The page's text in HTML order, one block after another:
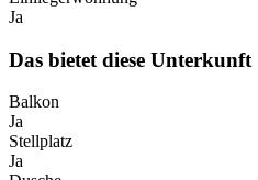
Ja
Das bietet diese Unterkunft
Balkon
Ja
Stellplatz
Ja